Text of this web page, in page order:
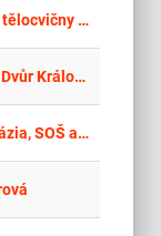
Snížení energetické náročnosti školní tělocvičny SPŠ EL a IT, Dobruška - stavební práce
Snížení energetické náročnosti SPOŠ Dvůr Králové n. Labem - budova H – 2. etapa (stavební práce)
Snížení energetické náročnosti Gymnázia, SOŠ a VOŠ, Nový Bydžov – DM J. Jungmanna – stavební práce